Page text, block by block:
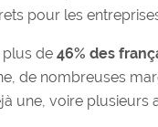
pour les
plus de 46% des
de nombreuses
une, voire plusieurs